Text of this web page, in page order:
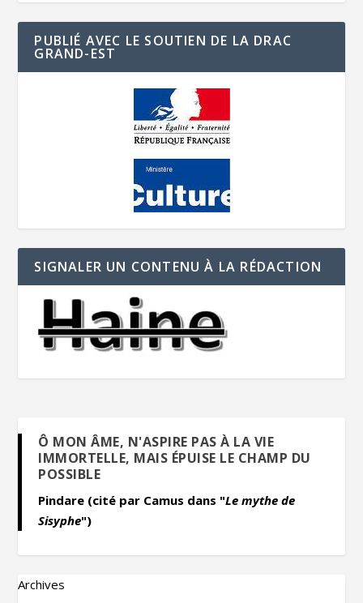
PUBLIÉ AVEC LE SOUTIEN DE LA DRAC
GRAND-EST
SIGNALER UN CONTENU À LA RÉDACTION
Ô MON ÂME, N'ASPIRE PAS À LA VIE
IMMORTELLE, MAIS ÉPUISE LE CHAMP DU
POSSIBLE
Pindare (cité par Camus dans "Le mythe de
Sisyphe")
Archives